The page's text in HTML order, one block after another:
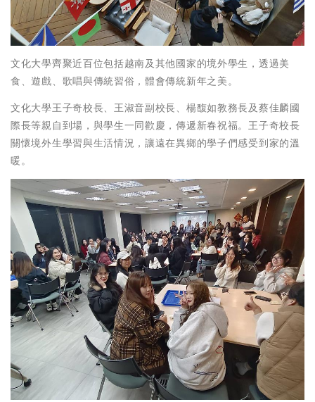
文化大學齊聚近百位包括越南及其他國家的境外學生，透過美
食、遊戲、歌唱與傳統習俗，體會傳統新年之美。
文化大學王子奇校長、王淑音副校長、楊馥如教務長及蔡佳麟國
際長等親自到場，與學生一同歡慶，傳遞新春祝福。王子奇校長
關懷境外生學習與生活情況，讓遠在異鄉的學子們感受到家的溫
暖。